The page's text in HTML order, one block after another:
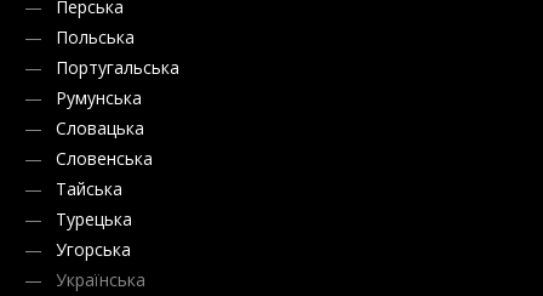
Перська
Польська
Португальська
Румунська
Словацька
Словенська
Тайська
Турецька
Угорська
Українська